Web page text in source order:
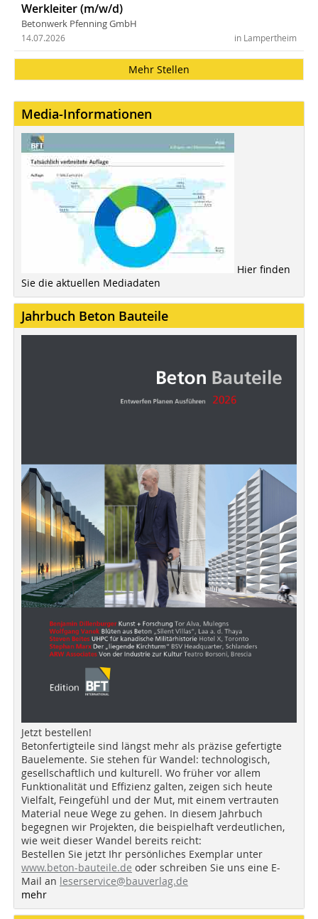
Werkleiter (m/w/d)
Betonwerk Pfenning GmbH
in Lampertheim
14.07.2026
Mehr Stellen
Media-Informationen
Hier finden
Sie die aktuellen Mediadaten
Jahrbuch Beton Bauteile
Jetzt bestellen!
Betonfertigteile sind längst mehr als präzise gefertigte
Bauelemente. Sie stehen für Wandel: technologisch,
gesellschaftlich und kulturell. Wo früher vor allem
Funktionalität und Effizienz galten, zeigen sich heute
Vielfalt, Feingefühl und der Mut, mit einem vertrauten
Material neue Wege zu gehen. In diesem Jahrbuch
begegnen wir Projekten, die beispielhaft verdeutlichen,
wie weit dieser Wandel bereits reicht:
Bestellen Sie jetzt Ihr persönliches Exemplar unter
www.beton-bauteile.de oder schreiben Sie uns eine E-
Mail an leserservice@bauverlag.de
mehr